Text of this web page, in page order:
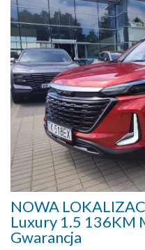
NOWA
Luxury 1.5 136KM
Gwarancja